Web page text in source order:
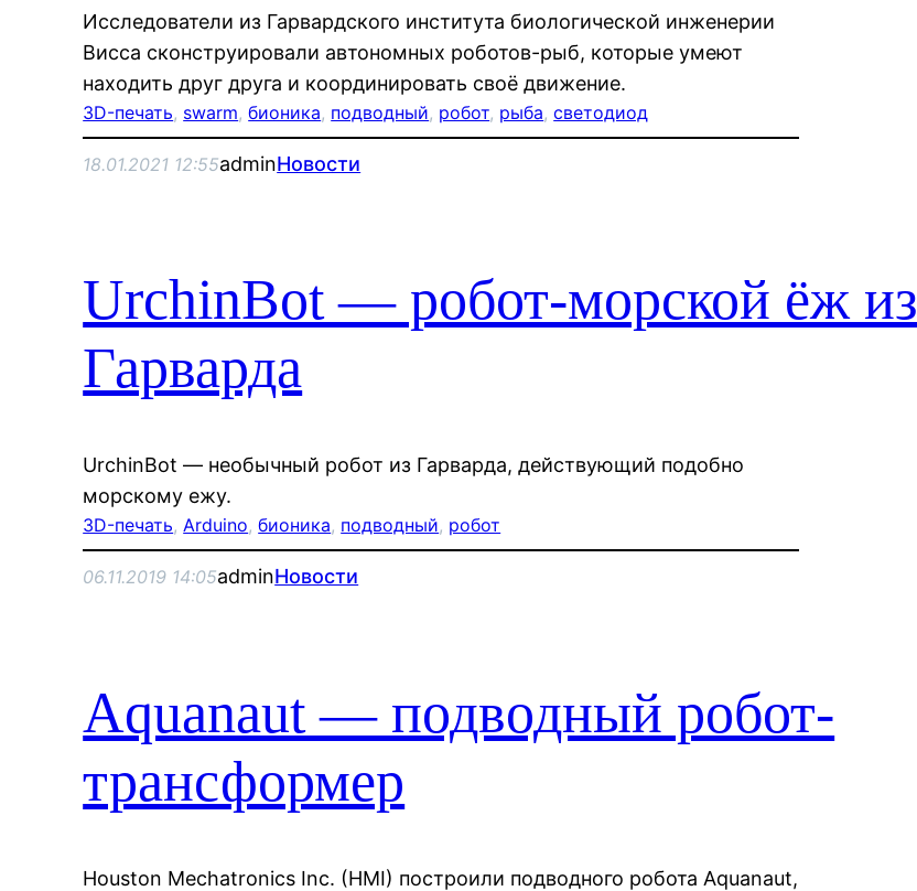
Исследователи из Гарвардского института биологической инженерии
Висса сконструировали автономных роботов-рыб, которые умеют
находить друг друга и координировать своё движение.
3D-печать, swarm, бионика, подводный, робот, рыба, светодиод
18.01.2021 12:55adminНовости
UrchinBot — робот-морской ёж из
Гарварда
UrchinBot — необычный робот из Гарварда, действующий подобно
морскому ежу.
3D-печать, Arduino, бионика, подводный, робот
06.11.2019 14:05adminНовости
Aquanaut — подводный робот-
трансформер
Houston Mechatronics Inc. (HMI) построили подводного робота Aquanaut,